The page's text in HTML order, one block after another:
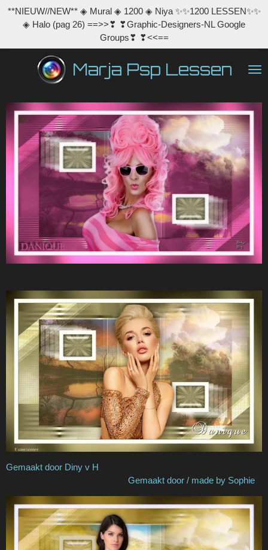
Ga
direct
de
hoofdinhoud
Marja Psp Lessen
**NIEUW//NEW** ◈ Mural ◈ 1200 ◈ Niya ✨✨1200 LESSEN✨✨
◈ Halo (pag 26) ==>>❣ ❣Graphic-Designers-NL Google
Groups❣ ❣<<==
Gemaakt door Diny v H
Gemaakt door / made by Sophie